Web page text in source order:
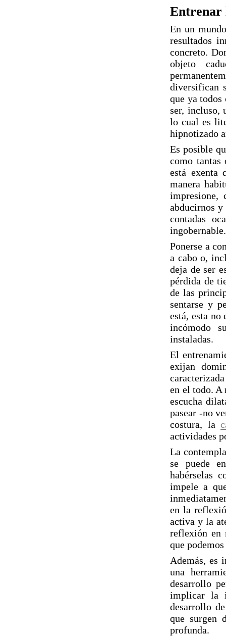
Entrenar
En un
resultados
concreto.
objeto
diversifican
que ya todos
ser, incluso,
lo cual es
hipnotizado
Es posible
como tantas
está exenta
manera
impresione,
abducirnos y
contadas
ingobernable.
Ponerse a
a cabo o,
deja de ser
pérdida de
de las
sentarse y
está, esta no
incómodo
instaladas.
El
exijan
en el todo. A
escucha
pasear -no
costura, la
actividades
La
se puede
habérselas
impele a
en la
activa y la
reflexión en
que
Además, es
una
desarrollo
implicar la
desarrollo
que surgen
profunda.